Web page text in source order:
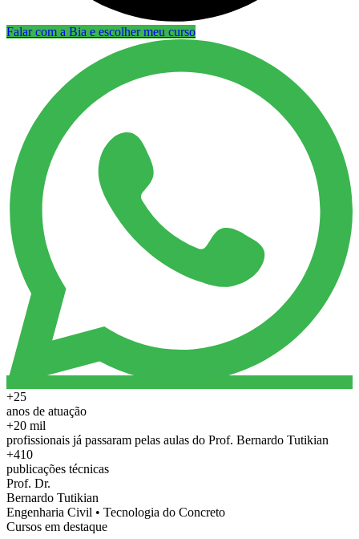
Falar com a Bia e escolher meu curso
+25
anos de atuação
+20 mil
profissionais já passaram pelas aulas do Prof. Bernardo Tutikian
+410
publicações técnicas
Prof. Dr.
Bernardo Tutikian
Engenharia Civil • Tecnologia do Concreto
Cursos em destaque